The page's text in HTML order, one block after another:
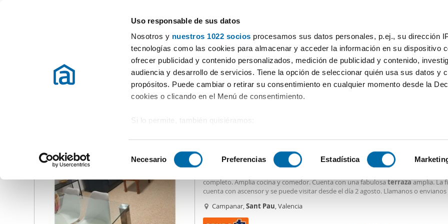
Uso responsable de sus datos
Nosotros y nuestros 1022 socios procesamos sus datos personales, p.ej., su dirección
tecnologías como las cookies para almacenar y acceder la información en su dispositivo
ofrecer publicidad y contenido personalizados, medición de publicidad y contenido,
audiencia y desarrollo de servicios. Tiene la opción de seleccionar quién usa sus datos y
propósitos. Puede cambiar o retirar su consentimiento en cualquier momento desde la
cookies o clicando en el Menú de consentimiento.
Si lo permite, también quisiéramos:
Identificar su dispositivo analizándolo activamente para buscar características
Obtenga más información sobre cómo se procesan sus datos personales y establezca
preferencias en la
sección de datos. Puede cambiar o retirar su consentimiento en
en la Declaración de cookies.
e
Necesario Preferencias Estadística
Elegir distrito Habitaciones Más filtros - 2
Alquiler pisos Valencia / València Alquiler pisos Valencia Alquiler piso terraza Sant Pau Valencia
Alquiler piso terraza Sant Pau Valencia (13 viviendas)
Alquiler piso aire acondicionado Campanar
completo. Amplia cocina y comedor. Cuenta con una fabulosaterrazaamplia. La
cuenta con ascensor y se puede visitar desde el día 2 agosto. Llamanos o
sujeto a cambios de precio o retirada del mercado
Campanar,Sant Pau, Valencia